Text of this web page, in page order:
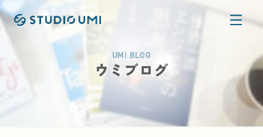
本文へ移動
UMI BLOG
ウミブログ